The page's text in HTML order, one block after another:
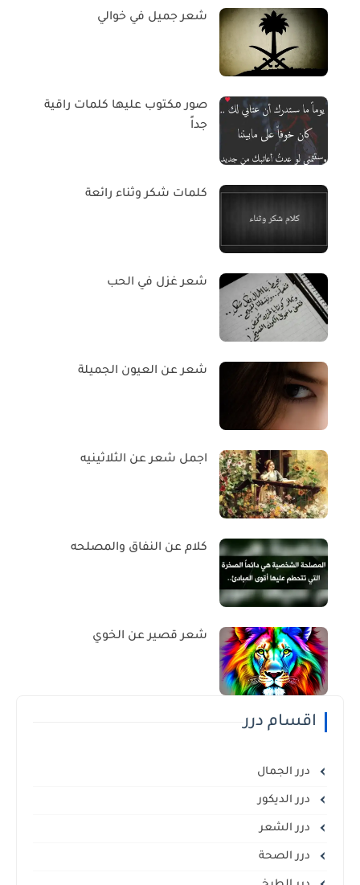
شعر جميل في خوالي
صور مكتوب عليها كلمات راقية
جداً
كلمات شكر وثناء رائعة
شعر غزل في الحب
شعر عن العيون الجميلة
اجمل شعر عن الثلاثينيه
كلام عن النفاق والمصلحه
شعر قصير عن الخوي
اقسام درر
درر الجمال
درر الديكور
درر الشعر
درر الصحة